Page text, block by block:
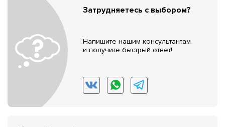
Затрудняетесь с выбором?
Напишите нашим консультантам
и получите быстрый ответ!